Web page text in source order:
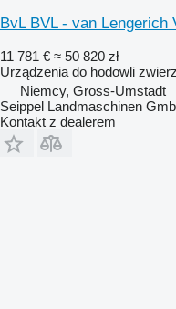
BvL BVL - van Lengerich
11 781 € ≈ 50 820 zł
Urządzenia do hodowli
Niemcy, Gross-Umstadt
Seippel Landmaschinen
Kontakt z dealerem